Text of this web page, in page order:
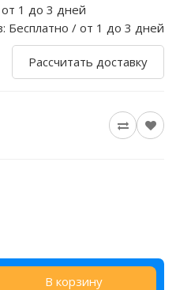
от 1 до 3 дней
Бесплатно / от 1 до 3 дней
Рассчитать доставку
В корзину